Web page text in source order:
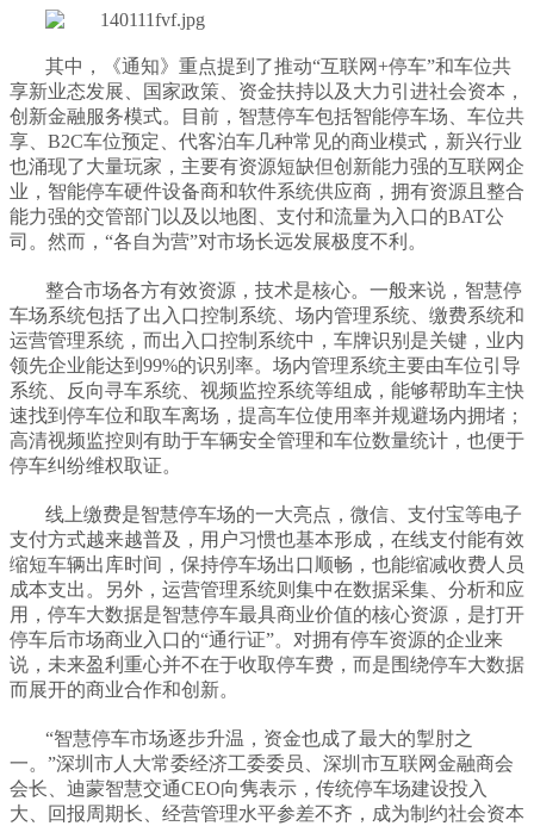
其中，《通知》重点提到了推动“互联网+停车”和车位共
享新业态发展、国家政策、资金扶持以及大力引进社会资本，
创新金融服务模式。目前， 智慧停车包括智能停车场、车位共
享、B2C车位预定、代客泊车几种常见的商业模式，新兴行业
也涌现了大量玩家，主要有资源短缺但创新能力强的互联网企
业，智能停车硬件设备商和软件系统供应商，拥有资源且整合
能力强的交管部门以及以地图、支付和流量为入口的BAT公
司。然而，“各自为营”对市场长远发展极度不利。
整合市场各方有效资源，技术是核心。一般来说，智慧停
车场系统包括了出入口控制系统、场内管理系统、缴费系统和
运营管理系统，而出入口控制系统中，车牌识别是关键，业内
领先企业能达到99%的识别率。场内管理系统主要由车位引导
系统、反向寻车系统、视频监控系统等组成，能够帮助车主快
速找到停车位和取车离场，提高车位使用率并规避场内拥堵；
高清视频监控则有助于车辆安全管理和车位数量统计，也便于
停车纠纷维权取证。
线上缴费是智慧停车场的一大亮点，微信、支付宝等电子
支付方式越来越普及，用户习惯也基本形成，在线支付能有效
缩短车辆出库时间，保持停车场出口顺畅，也能缩减收费人员
成本支出。另外，运营管理系统则集中在数据采集、分析和应
用，停车大数据是智慧停车最具商业价值的核心资源，是打开
停车后市场商业入口的“通行证”。对拥有停车资源的企业来
说，未来盈利重心并不在于收取停车费，而是围绕停车大数据
而展开的商业合作和创新。
“智慧停车市场逐步升温，资金也成了最大的掣肘之
一。”深圳市人大常委经济工委委员、深圳市互联网金融商会
会长、迪蒙智慧交通CEO向隽表示，传统停车场建设投入
大、回报周期长、经营管理水平参差不齐，成为制约社会资本